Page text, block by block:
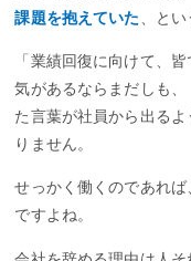
課題を抱えていた 、と
「業績回復に向けて、
気があるならまだしも、
た言葉が社員から出る
りません。
せっかく働くのであれば
ですよね。